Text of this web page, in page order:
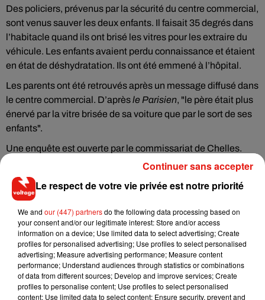
Des policiers, prévenus par la sécurité du centre commercial,
sont venus sauver les deux enfants. Il faisait 35 degrés dans
l’habitacle quand ils ont brisé les vitres pour les extraire du
véhicule. Les enfants avaient perdu connaissance et étaient
en état de déshydratation. Ils ont été emmené à l’hôpital.
Les parents ont été retrouvés après un message diffusé dans
le centre commercial. D’aprèsle Parisien, "le père était plus
énervé par la vitre brisée de sa voiture que par le sort de ses
enfants".
Une enquête est ouverte par le commissariat de Chelles.
D’éventuelles poursuites contre les parents sont possibles.
Musique
RÜFÜS DU SOL annonce un nouvel
album après sa tournée mondiale
Le respect de votre vie privée est notre priorité
We and our (447) partnersdo the following data processing based on
your consent and/or our legitimate interest: Store and/or access
information on a device; Use limited data to select advertising; Create
profiles for personalised advertising; Use profiles to select personalised
advertising; Measure advertising performance; Measure content
performance; Understand audiences through statistics or combinations
of data from different sources; Develop and improve services; Create
profiles to personalise content; Use profiles to select personalised
content; Use limited data to select content; Ensure security, prevent and
Continuer sans accepter